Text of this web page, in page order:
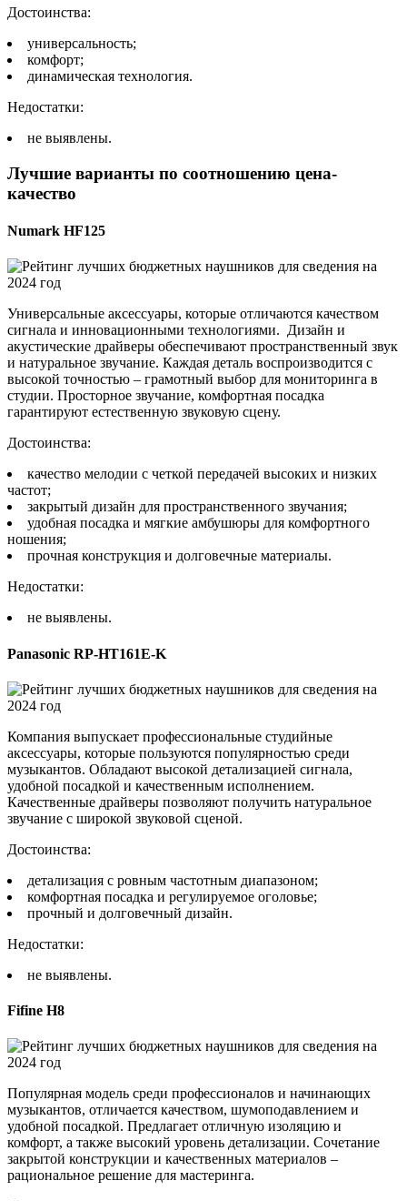
Достоинства:
универсальность;
комфорт;
динамическая технология.
Недостатки:
не выявлены.
Лучшие варианты по соотношению цена-
качество
Numark HF125
Универсальные аксессуары, которые отличаются качеством
сигнала и инновационными технологиями. Дизайн и
акустические драйверы обеспечивают пространственный звук
и натуральное звучание. Каждая деталь воспроизводится с
высокой точностью – грамотный выбор для мониторинга в
студии. Просторное звучание, комфортная посадка
гарантируют естественную звуковую сцену.
Достоинства:
качество мелодии с четкой передачей высоких и низких
частот;
закрытый дизайн для пространственного звучания;
удобная посадка и мягкие амбушюры для комфортного
ношения;
прочная конструкция и долговечные материалы.
Недостатки:
не выявлены.
Panasonic RP-HT161E-K
Компания выпускает профессиональные студийные
аксессуары, которые пользуются популярностью среди
музыкантов. Обладают высокой детализацией сигнала,
удобной посадкой и качественным исполнением.
Качественные драйверы позволяют получить натуральное
звучание с широкой звуковой сценой.
Достоинства:
детализация с ровным частотным диапазоном;
комфортная посадка и регулируемое оголовье;
прочный и долговечный дизайн.
Недостатки:
не выявлены.
Fifine H8
Популярная модель среди профессионалов и начинающих
музыкантов, отличается качеством, шумоподавлением и
удобной посадкой. Предлагает отличную изоляцию и
комфорт, а также высокий уровень детализации. Сочетание
закрытой конструкции и качественных материалов –
рациональное решение для мастеринга.